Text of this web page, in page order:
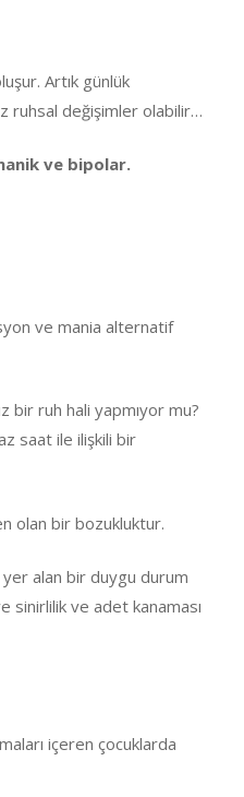
Artık günlük
ruhsal değişimler olabilir…
ve bipolar.
ve mania alternatif
bir ruh hali yapmıyor mu?
saat ile ilişkili bir
olan bir bozukluktur.
alan bir duygu durum
sinirlilik ve adet kanaması
içeren çocuklarda